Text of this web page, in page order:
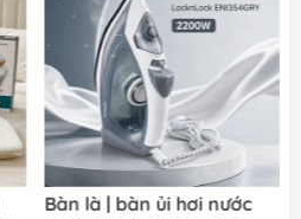
Nồi cơm điện LocknLock